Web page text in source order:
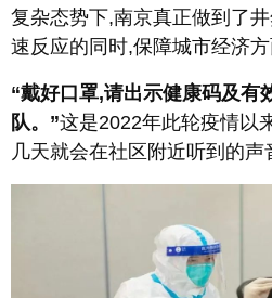
复杂态势下,南京真正做到了
速反应的同时,保障城市经济方
“戴好口罩,请出示健康码及有
队。”这是2022年此轮疫情以
几天就会在社区附近听到的声